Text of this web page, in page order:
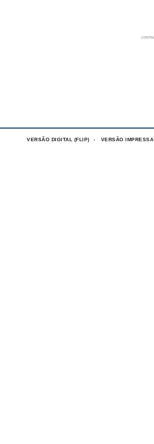
VERSÃO DIGITAL (FLIP) VERSÃO IMPRESSA